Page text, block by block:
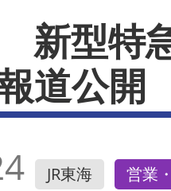
新型特
道公開
JR東海 営業